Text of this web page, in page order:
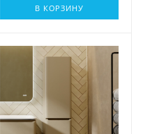
В КОРЗИНУ